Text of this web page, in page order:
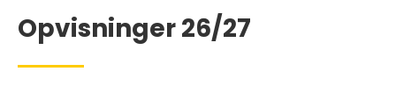
Opvisninger 26/27